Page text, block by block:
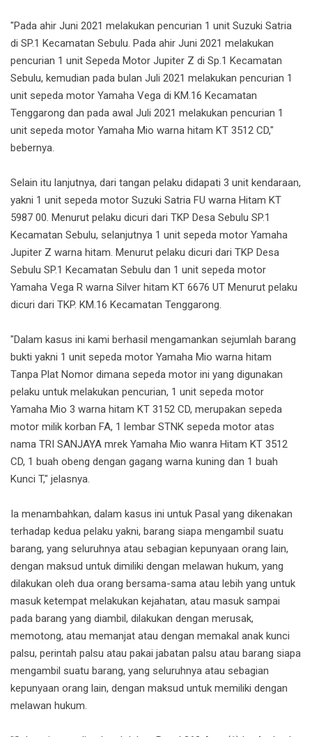
"Pada ahir Juni 2021 melakukan pencurian 1 unit Suzuki Satria
di SP.1 Kecamatan Sebulu. Pada ahir Juni 2021 melakukan
pencurian 1 unit Sepeda Motor Jupiter Z di Sp.1 Kecamatan
Sebulu, kemudian pada bulan Juli 2021 melakukan pencurian 1
unit sepeda motor Yamaha Vega di KM.16 Kecamatan
Tenggarong dan pada awal Juli 2021 melakukan pencurian 1
unit sepeda motor Yamaha Mio warna hitam KT 3512 CD,"
bebernya.
Selain itu lanjutnya, dari tangan pelaku didapati 3 unit kendaraan,
yakni 1 unit sepeda motor Suzuki Satria FU warna Hitam KT
5987 00. Menurut pelaku dicuri dari TKP Desa Sebulu SP.1
Kecamatan Sebulu, selanjutnya 1 unit sepeda motor Yamaha
Jupiter Z warna hitam. Menurut pelaku dicuri dari TKP Desa
Sebulu SP.1 Kecamatan Sebulu dan 1 unit sepeda motor
Yamaha Vega R warna Silver hitam KT 6676 UT Menurut pelaku
dicuri dari TKP. KM.16 Kecamatan Tenggarong.
"Dalam kasus ini kami berhasil mengamankan sejumlah barang
bukti yakni 1 unit sepeda motor Yamaha Mio warna hitam
Tanpa Plat Nomor dimana sepeda motor ini yang digunakan
pelaku untuk melakukan pencurian, 1 unit sepeda motor
Yamaha Mio 3 warna hitam KT 3152 CD, merupakan sepeda
motor milik korban FA, 1 lembar STNK sepeda motor atas
nama TRI SANJAYA mrek Yamaha Mio wanra Hitam KT 3512
CD, 1 buah obeng dengan gagang warna kuning dan 1 buah
Kunci T," jelasnya.
Ia menambahkan, dalam kasus ini untuk Pasal yang dikenakan
terhadap kedua pelaku yakni, barang siapa mengambil suatu
barang, yang seluruhnya atau sebagian kepunyaan orang lain,
dengan maksud untuk dimiliki dengan melawan hukum, yang
dilakukan oleh dua orang bersama-sama atau lebih yang untuk
masuk ketempat melakukan kejahatan, atau masuk sampai
pada barang yang diambil, dilakukan dengan merusak,
memotong, atau memanjat atau dengan memakal anak kunci
palsu, perintah palsu atau pakai jabatan palsu atau barang siapa
mengambil suatu barang, yang seluruhnya atau sebagian
kepunyaan orang lain, dengan maksud untuk memiliki dengan
melawan hukum.